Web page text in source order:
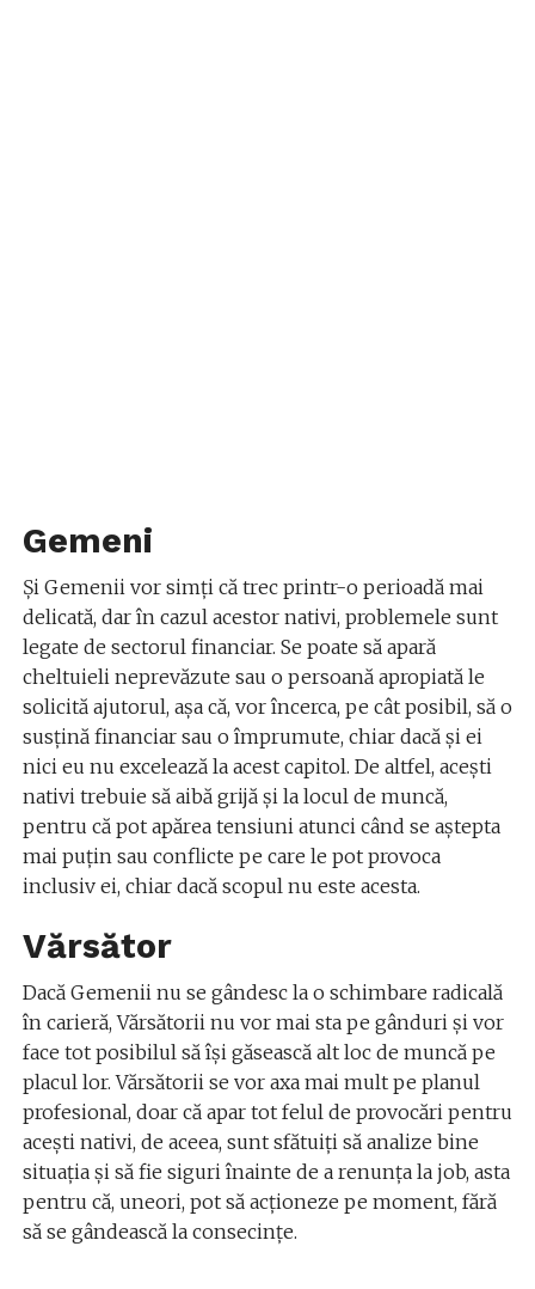
Gemeni
Și Gemenii vor simți că trec printr-o perioadă mai
delicată, dar în cazul acestor nativi, problemele sunt
legate de sectorul financiar. Se poate să apară
cheltuieli neprevăzute sau o persoană apropiată le
solicită ajutorul, așa că, vor încerca, pe cât posibil, să o
susțină financiar sau o împrumute, chiar dacă și ei
nici eu nu excelează la acest capitol. De altfel, acești
nativi trebuie să aibă grijă și la locul de muncă,
pentru că pot apărea tensiuni atunci când se aștepta
mai puțin sau conflicte pe care le pot provoca
inclusiv ei, chiar dacă scopul nu este acesta.
Vărsător
Dacă Gemenii nu se gândesc la o schimbare radicală
în carieră, Vărsătorii nu vor mai sta pe gânduri și vor
face tot posibilul să își găsească alt loc de muncă pe
placul lor. Vărsătorii se vor axa mai mult pe planul
profesional, doar că apar tot felul de provocări pentru
acești nativi, de aceea, sunt sfătuiți să analize bine
situația și să fie siguri înainte de a renunța la job, asta
pentru că, uneori, pot să acționeze pe moment, fără
să se gândească la consecințe.